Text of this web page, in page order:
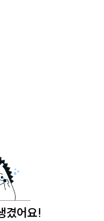
겼어요!